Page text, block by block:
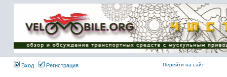
Имя пользователя:
Пароль:
{ LOG_ME_IN_SHORT
}
Вход
Регистрация Перейти на сайт